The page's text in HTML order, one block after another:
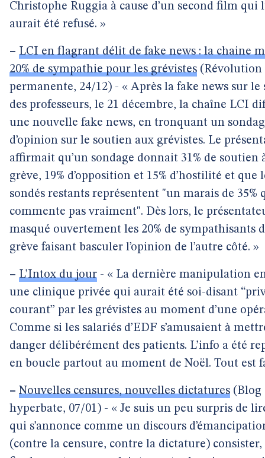
Christophe Ruggia à cause d’un second film qui
aurait été refusé. »
– LCI en flagrant délit de fake news : la chaine
20% de sympathie pour les grévistes (Révolution
permanente, 24/12) - « Après la fake news sur le
des professeurs, le 21 décembre, la chaîne LCI
une nouvelle fake news, en tronquant un
d’opinion sur le soutien aux grévistes. Le
affirmait qu’un sondage donnait 31% de soutien
grève, 19% d’opposition et 15% d’hostilité et que
sondés restants représentent "un marais de 35%
commente pas vraiment". Dès lors, le
masqué ouvertement les 20% de sympathisants
grève faisant basculer l’opinion de l’autre côté. »
– L’Intox du jour - « La dernière manipulation
une clinique privée qui aurait été soi-disant
courant” par les grévistes au moment d’une
Comme si les salariés d’EDF s’amusaient à
danger délibérément des patients. L’info a été
en boucle partout au moment de Noël. Tout est
– Nouvelles censures, nouvelles dictatures (Blog
hyperbate, 07/01) - « Je suis un peu surpris de
qui s’annonce comme un discours
(contre la censure, contre la dictature) consister,